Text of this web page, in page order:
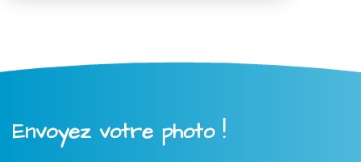
Envoyez votre photo !